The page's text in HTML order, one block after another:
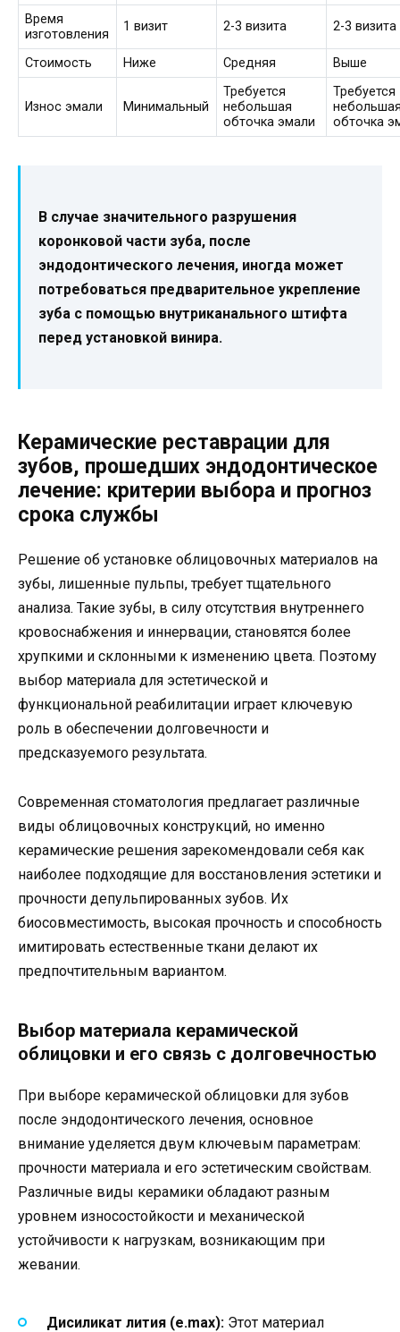
Время
изготовления
1 визит 2-3 визита 2-3 визита
Стоимость Ниже Средняя Выше
Износ эмали Минимальный
Требуется
небольшая
обточка эмали
Требуется
обточка
В случае значительного разрушения
коронковой части зуба, после
эндодонтического лечения, иногда может
потребоваться предварительное укрепление
зуба с помощью внутриканального штифта
перед установкой винира.
Керамические реставрации для
зубов, прошедших эндодонтическое
лечение: критерии выбора и прогноз
срока службы
Решение об установке облицовочных материалов на
зубы, лишенные пульпы, требует тщательного
анализа. Такие зубы, в силу отсутствия внутреннего
кровоснабжения и иннервации, становятся более
хрупкими и склонными к изменению цвета. Поэтому
выбор материала для эстетической и
функциональной реабилитации играет ключевую
роль в обеспечении долговечности и
предсказуемого результата.
Современная стоматология предлагает различные
виды облицовочных конструкций, но именно
керамические решения зарекомендовали себя как
наиболее подходящие для восстановления эстетики и
прочности депульпированных зубов. Их
биосовместимость, высокая прочность и способность
имитировать естественные ткани делают их
предпочтительным вариантом.
Выбор материала керамической
облицовки и его связь с долговечностью
При выборе керамической облицовки для зубов
после эндодонтического лечения, основное
внимание уделяется двум ключевым параметрам:
прочности материала и его эстетическим свойствам.
Различные виды керамики обладают разным
уровнем износостойкости и механической
устойчивости к нагрузкам, возникающим при
жевании.
Дисиликат лития (e.max): Этот материал